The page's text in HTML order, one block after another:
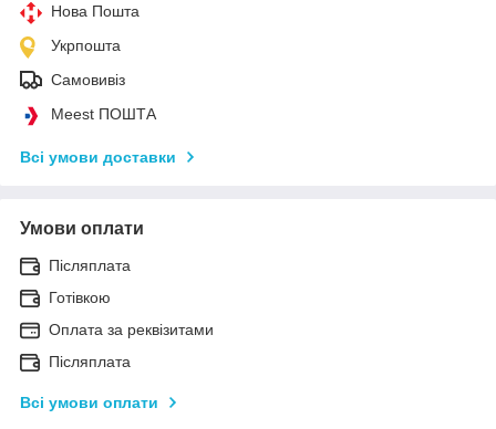
Нова Пошта
Укрпошта
Самовивіз
Meest ПОШТА
Всі умови доставки
Умови оплати
Післяплата
Готівкою
Оплата за реквізитами
Післяплата
Всі умови оплати